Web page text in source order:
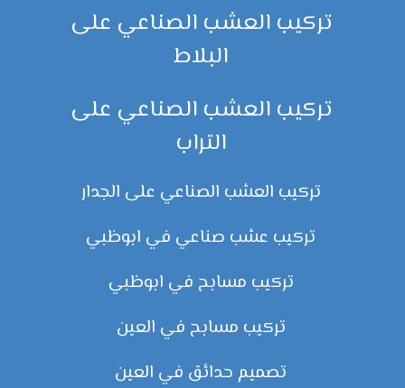
تركيب العشب الصناعي على
البلاط
تركيب العشب الصناعي على
التراب
تركيب العشب الصناعي على الجدار
تركيب عشب صناعي في ابوظبي
تركيب مسابح في ابوظبي
تركيب مسابح في العين
تصميم حدائق في العين